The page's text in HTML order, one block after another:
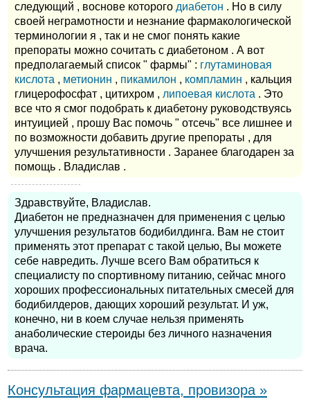
следующий , воснове которого диабетон . Но в силу
своей неграмотности и незнание фармакологической
терминологии я , так и не смог понять какие
препораты можно сочитать с диабетоном . А вот
предполагаемый список " фармы" : глутаминовая
кислота , метионин , пикамилон , компламин , кальция
глицерофосфат , цитихром , липоевая кислота . Это
все что я смог подобрать к диабетону руководствуясь
интуицией , прошу Вас помочь " отсечь" все лишнее и
по возможности добавить другие препораты , для
улучшения результативности . Заранее благодарен за
помощь . Владислав .
Здравствуйте, Владислав.
Диабетон не предназначен для применения с целью
улучшения результатов бодибилдинга. Вам не стоит
применять этот препарат с такой целью, Вы можете
себе навредить. Лучше всего Вам обратиться к
специалисту по спортивному питанию, сейчас много
хороших профессиональных питательных смесей для
бодибилдеров, дающих хороший результат. И уж,
конечно, ни в коем случае нельзя применять
анаболические стероиды без личного назначения
врача.
Консультация фармацевта, провизора »